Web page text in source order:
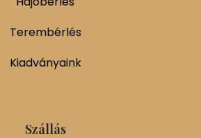
Terembérlés
Kiadványaink
Szállás